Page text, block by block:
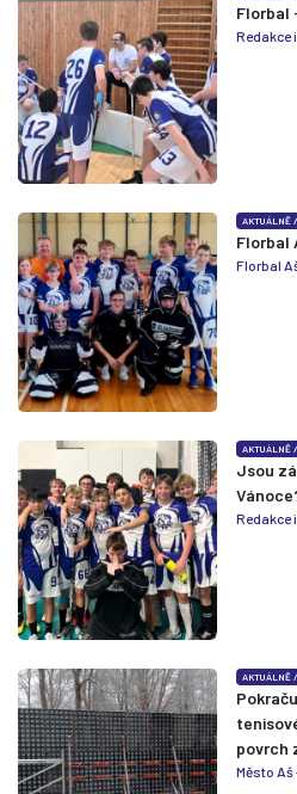
Florbal
Redakce
AKTUÁLNĚ /
Florbal
Florbal
AKTUÁLNĚ /
Jsou
Redakce
AKTUÁLNĚ /
povrch
Město Aš